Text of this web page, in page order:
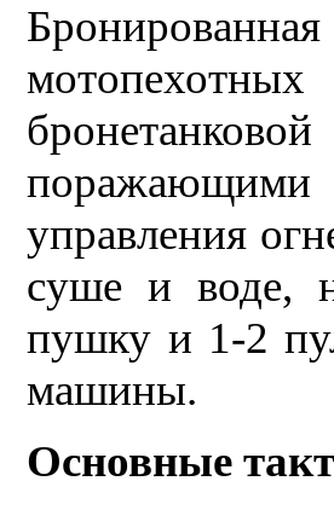
управления
суше и воде,
пушку и 1-2
машины.
Основные